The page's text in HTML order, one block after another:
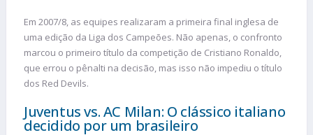
Em 2007/8, as equipes realizaram a primeira final inglesa de
uma edição da Liga dos Campeões. Não apenas, o confronto
marcou o primeiro título da competição de Cristiano Ronaldo,
que errou o pênalti na decisão, mas isso não impediu o título
dos Red Devils.
Juventus vs. AC Milan: O clássico italiano
decidido por um brasileiro